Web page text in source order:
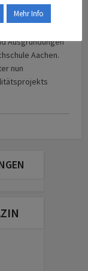
gut
Ausgründungen
Aachen.
nun
Mehr Info